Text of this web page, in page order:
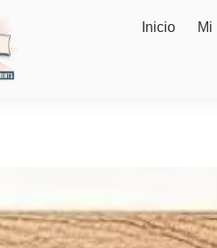
Inicio Mi